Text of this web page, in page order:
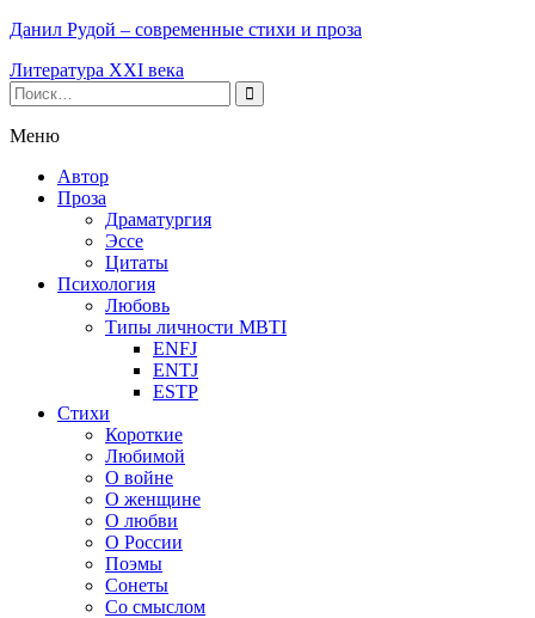
Данил Рудой – современные стихи и проза
Литература XXI века
Меню
Автор
Проза
Драматургия
Эссе
Цитаты
Психология
Любовь
Типы личности MBTI
ENFJ
ENTJ
ESTP
Стихи
Короткие
Любимой
О войне
О женщине
О любви
О России
Поэмы
Сонеты
Со смыслом